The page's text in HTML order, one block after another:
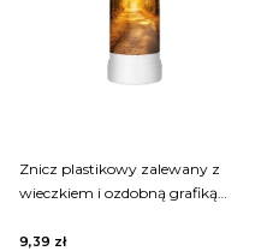
Znicz plastikowy zalewany z
wieczkiem i ozdobną grafiką
9,39 zł